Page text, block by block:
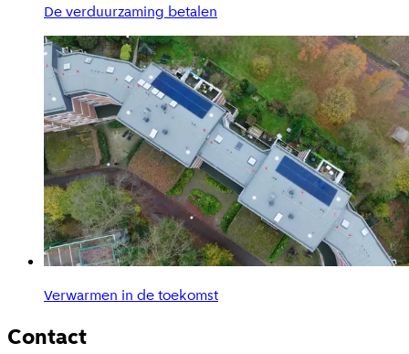
De verduurzaming betalen
Verwarmen in de toekomst
Contact